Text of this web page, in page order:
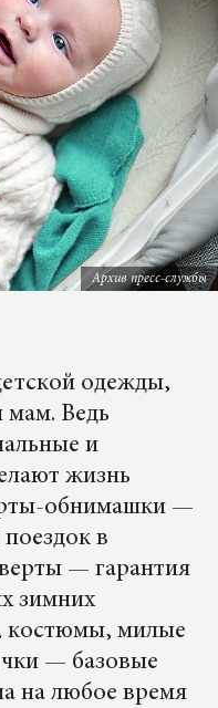
Архив пресс-службы
одежды,
мам. Ведь
и
жизнь
обнимашки —
в
— гарантия
зимних
костюмы, милые
— базовые
на любое время